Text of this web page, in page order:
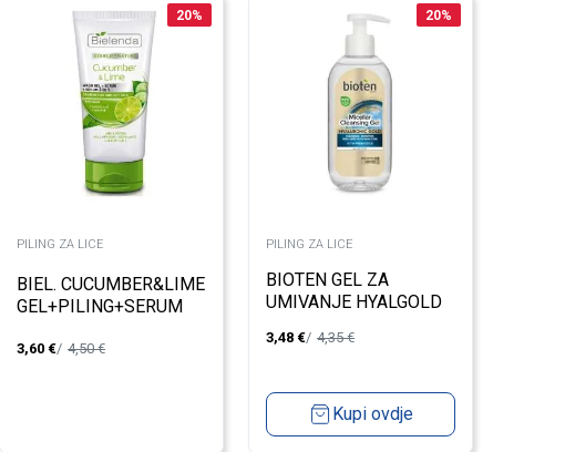
20%
PILING ZA LICE
BIEL. CUCUMBER&LIME
GEL+PILING+SERUM
3,60 € 4,50€
20%
PILING ZA LICE
BIOTEN GEL ZA
UMIVANJE HYALGOLD
3,48 € 4,35€
Kupi ovdje